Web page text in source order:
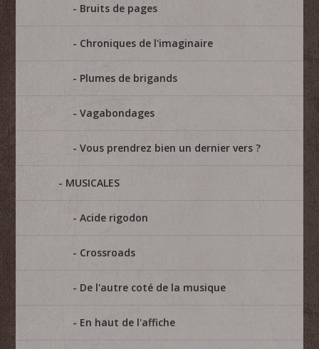
Bruits de pages
Chroniques de l'imaginaire
Plumes de brigands
Vagabondages
Vous prendrez bien un dernier vers ?
MUSICALES
Acide rigodon
Crossroads
De l'autre coté de la musique
En haut de l'affiche